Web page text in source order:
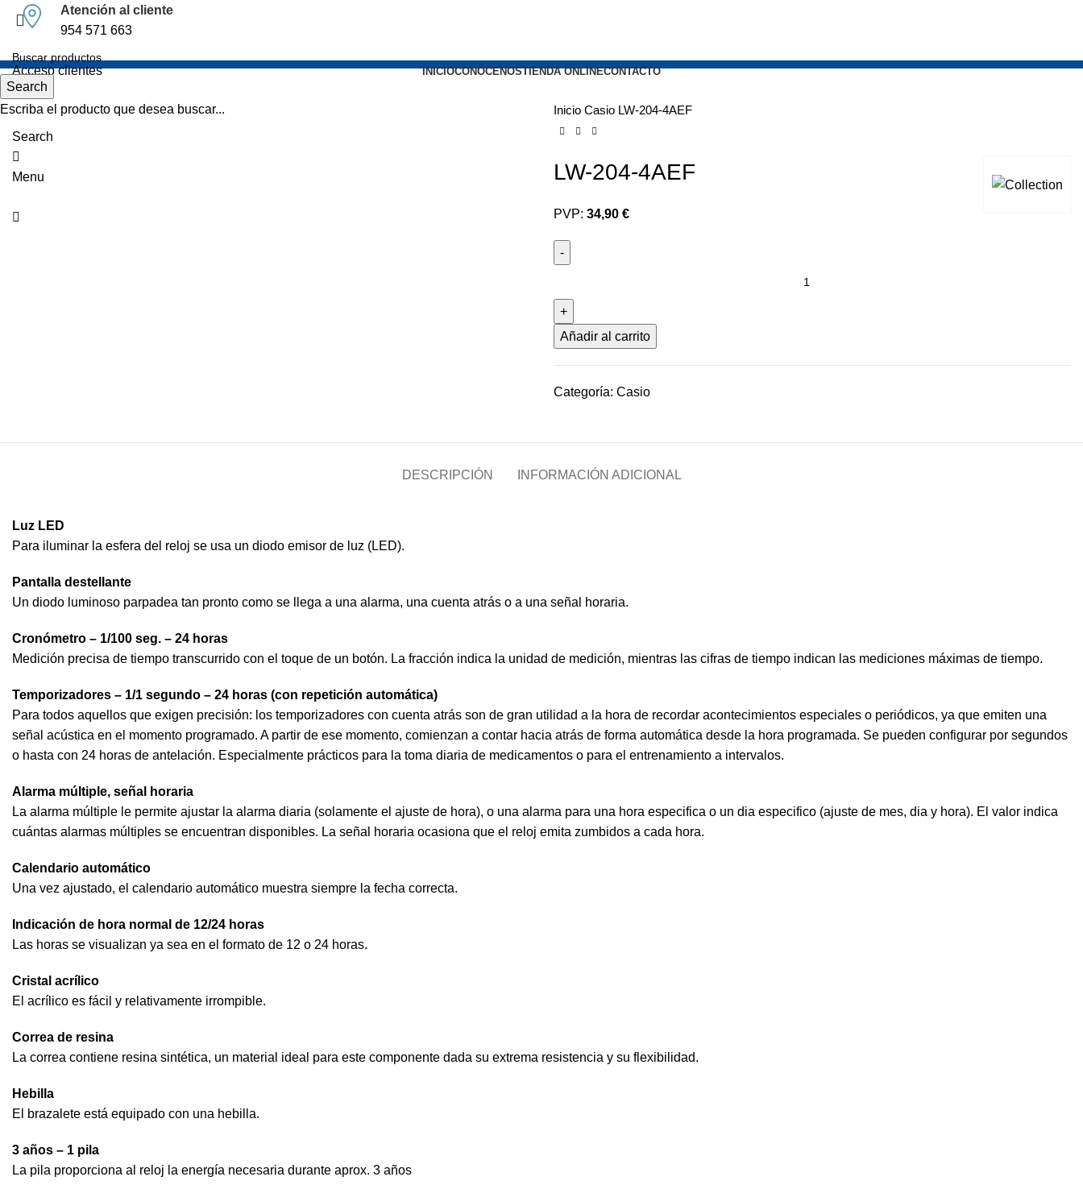
Atención al cliente
954 571 663
Acceso clientes
Search
Menu
INICIOCONÓCENOSTIENDA ONLINECONTACTO
Haz clic para agrandar
Inicio Casio LW-204-4AEF
LW-204-4AEF
PVP: 34,90 €
4AEF
cantidad
Añadir al carrito
Categoría: Casio
DESCRIPCIÓN INFORMACIÓN ADICIONAL
Luz LED
Para iluminar la esfera del reloj se usa un diodo emisor de luz (LED).
Pantalla destellante
Un diodo luminoso parpadea tan pronto como se llega a una alarma, una cuenta atrás o a una señal horaria.
Cronómetro – 1/100 seg. – 24 horas
Medición precisa de tiempo transcurrido con el toque de un botón. La fracción indica la unidad de medición, mientras las cifras de tiempo indican las mediciones máximas de tiempo.
Temporizadores – 1/1 segundo – 24 horas (con repetición automática)
Para todos aquellos que exigen precisión: los temporizadores con cuenta atrás son de gran utilidad a la hora de recordar acontecimientos especiales o periódicos, ya que emiten una
señal acústica en el momento programado. A partir de ese momento, comienzan a contar hacia atrás de forma automática desde la hora programada. Se pueden configurar por segundos
o hasta con 24 horas de antelación. Especialmente prácticos para la toma diaria de medicamentos o para el entrenamiento a intervalos.
Alarma múltiple, señal horaria
La alarma múltiple le permite ajustar la alarma diaria (solamente el ajuste de hora), o una alarma para una hora especifica o un dia especifico (ajuste de mes, dia y hora). El valor indica
cuántas alarmas múltiples se encuentran disponibles. La señal horaria ocasiona que el reloj emita zumbidos a cada hora.
Calendario automático
Una vez ajustado, el calendario automático muestra siempre la fecha correcta.
Indicación de hora normal de 12/24 horas
Las horas se visualizan ya sea en el formato de 12 o 24 horas.
Cristal acrílico
El acrílico es fácil y relativamente irrompible.
Correa de resina
La correa contiene resina sintética, un material ideal para este componente dada su extrema resistencia y su flexibilidad.
Hebilla
El brazalete está equipado con una hebilla.
3 años – 1 pila
La pila proporciona al reloj la energía necesaria durante aprox. 3 años
Search
Escriba el producto que desea buscar...